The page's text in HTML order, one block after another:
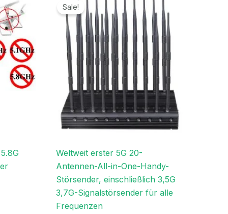
Sale!
Weltweit erster 5G 20-
Antennen-All-in-One-Handy-
Störsender, einschließlich 3,5G
3,7G-Signalstörsender für alle
Frequenzen
Preis
war:
1.199,00€
Preis
ist:
699,99€.